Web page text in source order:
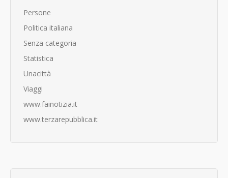
Persone
Politica italiana
Senza categoria
Statistica
Unacittà
Viaggi
www.fainotizia.it
www.terzarepubblica.it